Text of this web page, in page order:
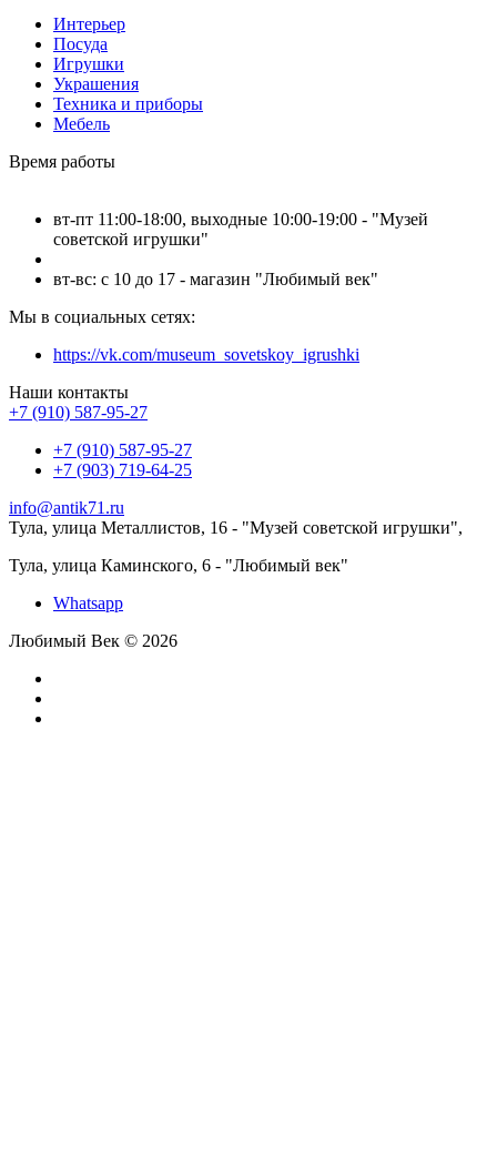
Интерьер
Посуда
Игрушки
Украшения
Техника и приборы
Мебель
Время работы
вт-пт 11:00-18:00, выходные 10:00-19:00 - "Музей
советской игрушки"
вт-вс: с 10 до 17 - магазин "Любимый век"
Мы в социальных сетях:
https://vk.com/museum_sovetskoy_igrushki
Наши контакты
+7 (910) 587-95-27
+7 (910) 587-95-27
+7 (903) 719-64-25
info@antik71.ru
Тула, улица Металлистов, 16 - "Музей советской игрушки",
Тула, улица Каминского, 6 - "Любимый век"
Whatsapp
Любимый Век © 2026